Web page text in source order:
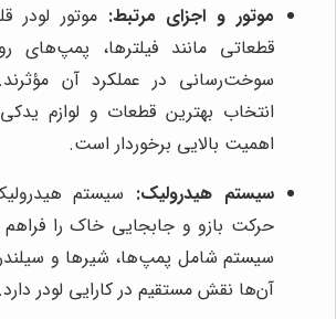
موتور و اجزای مرتبط: موتور
قطعاتی مانند فیلترها،
سوخت‌رسانی در عملکرد آن
انتخاب بهترین قطعات و لوازم یدکی
اهمیت بالایی برخوردار است.
سیستم هیدرولیک: سیستم
حرکت بازو و جابجایی خاک را
سیستم شامل پمپ‌ها، شیرها و
آن‌ها نقش مستقیم در کارایی لودر دارد.